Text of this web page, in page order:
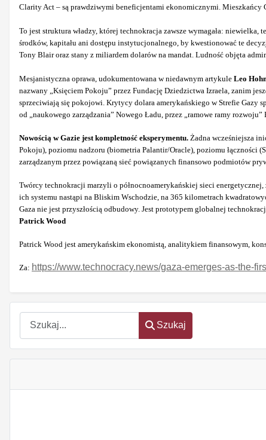
Szukaj
Szukaj
Clarity Act – są prawdziwymi beneficjentami ekonomicznymi.
To jest struktura władzy, której technokracja zawsze wymagała:
środków, kapitału ani dostępu instytucjonalnego, by kwestionować te
Tony Blair oraz stany z miliardem dolarów na mandat. Ludność objęta
Mesjanistyczna oprawa, udokumentowana w niedawnym artykule Leo
nazwany „Księciem Pokoju” przez Fundację Dziedzictwa Izraela, zanim
sprzeciwiają się pokojowi. Krytycy dolara amerykańskiego w Strefie Gazy
od „naukowego zarządzania” Nowego Ładu, przez „ramowe ramy
Nowością w Gazie jest kompletność eksperymentu. Żadna wcześniejsza
Pokoju), poziomu nadzoru (biometria Palantir/Oracle), poziomu
zarządzanym przez powiązaną sieć powiązanych finansowo podmiotów
Twórcy technokracji marzyli o północnoamerykańskiej sieci
ich systemu nastąpi na Bliskim Wschodzie, na 365 kilometrach
Gaza nie jest przyszłością odbudowy. Jest prototypem globalnej
Patrick Wood
Patrick Wood jest amerykańskim ekonomistą, analitykiem finansowym,
Za: https://www.technocracy.news/gaza-emerges-as-the-